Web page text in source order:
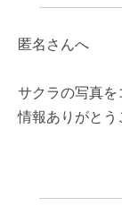
匿名さんへ
サクラの写真を
情報ありがとう